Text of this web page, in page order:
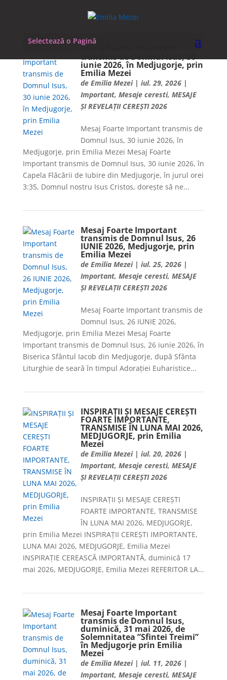
Selectează o Pagină
Mesaj Foarte Important
transmis de Domnul Isus, 30
iunie 2026, în Medjugorje, prin
Emilia Mezei
deEmilia Mezei|iul. 29, 2026 |
Important,Mesaje ceresti,MESAJE
ȘI REVELAȚII CEREȘTI 2026
Mesaj Foarte Important transmis de
Domnul Isus, 30 iunie 2026, în
Medjugorje, prin Emilia Mezei Mesaj Foarte
Important transmis de Domnul Isus, 30 iunie 2026, în
Capela Flăcării de Iubire din Medjugorje, în jurul orei
3:35, Domnul nostru Isus Cristos, dorește să ne...
Mesaj Foarte Important
transmis de Domnul Isus, 26
IUNIE 2026, Medjugorje, prin
Emilia Mezei
deEmilia Mezei|iul. 25, 2026 |
Important,Mesaje ceresti,MESAJE
ȘI REVELAȚII CEREȘTI 2026
Mesaj Foarte Important transmis de
Domnul Isus, 26 IUNIE 2026,
Medjugorje, prin Emilia Mezei Mesaj Foarte
Important transmis de Domnul Isus, 26 iunie 2026, în
Biserica Sfântul Iacob din Medjugorje, după Sfânta
Liturghie de seară în timpul Adorației Euharistice...
INSPIRAȚII ȘI MESAJE CEREȘTI
FOARTE IMPORTANTE,
TRANSMISE ÎN LUNA MAI 2026,
MEDJUGORJE, prin Emilia
Mezei
deEmilia Mezei|iul. 20, 2026 |
Important,Mesaje ceresti,MESAJE
ȘI REVELAȚII CEREȘTI 2026
INSPIRAȚII ȘI MESAJE CEREȘTI
FOARTE IMPORTANTE, TRANSMISE
ÎN LUNA MAI 2026, MEDJUGORJE,
prin Emilia Mezei INSPIRAȚII CEREȘTI IMPORTANTE,
LUNA MAI 2026, MEDJUGORJE, Emilia Mezei
INSPIRAȚIE CEREASCĂ IMPORTANTĂ, duminică 17
mai 2026, MEDJUGORJE, Emilia Mezei REFERITOR LA...
Mesaj Foarte Important
transmis de Domnul Isus,
duminică, 31 mai 2026, de
Solemnitatea ”Sfintei Treimi”
în Medjugorje prin Emilia
Mezei
deEmilia Mezei|iul. 11, 2026 |
Important,Mesaje ceresti,MESAJE